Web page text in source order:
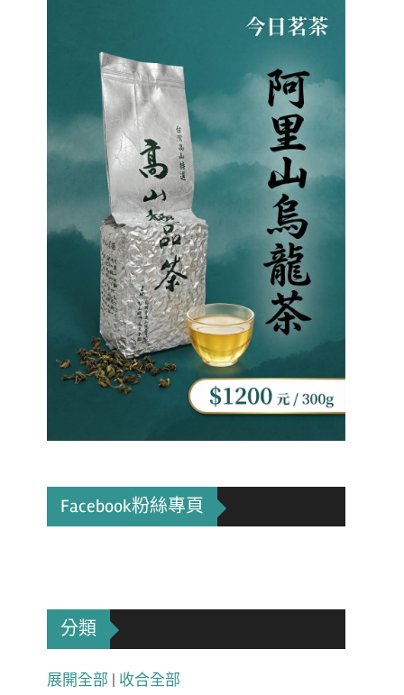
Facebook粉絲專頁
分類
展開全部 | 收合全部